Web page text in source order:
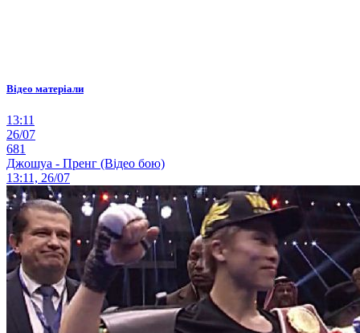
Відео матеріали
13:11
26/07
681
Джошуа - Пренг (Відео бою)
13:11, 26/07